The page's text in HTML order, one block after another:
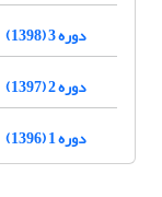
دوره 3 (1398)
دوره 2 (1397)
دوره 1 (1396)